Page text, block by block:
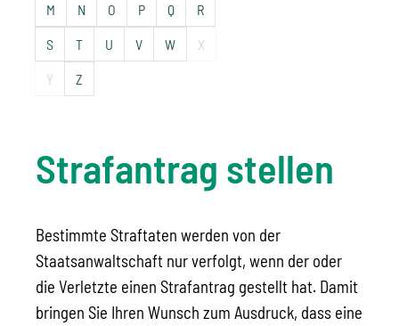
M N O P Q R
S T U V W X
Y Z
Strafantrag stellen
Bestimmte Straftaten werden von der
Staatsanwaltschaft nur verfolgt, wenn der oder
die Verletzte einen Strafantrag gestellt hat. Damit
bringen Sie Ihren Wunsch zum Ausdruck, dass eine